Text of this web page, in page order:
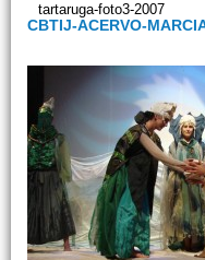
tartaruga-foto3-2007
CBTIJ-ACERVO-